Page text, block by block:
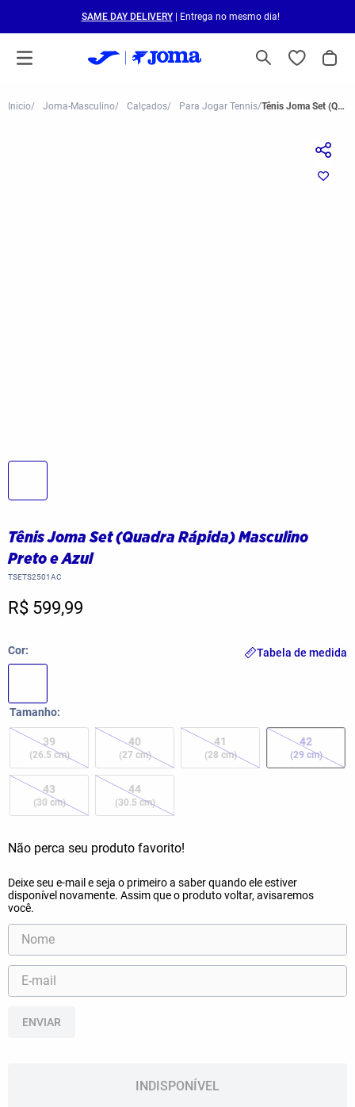
SAME DAY DELIVERY| Entrega no mesmo dia!
Joma-Masculino Calçados Para Jogar Tennis Tênis Joma Set (Quadra Rápida) Masculino Preto e Azul
Tênis Joma Set (Quadra Rápida) Masculino
Preto e Azul
TSETS2501AC
R$ 599,99
Cor
Tamanho
39
(26.5 cm)
40
(27 cm)
41
(28 cm)
42
(29 cm)
43
(30 cm)
44
(30.5 cm)
Tabela de medida
ENVIAR
INDISPONÍVEL